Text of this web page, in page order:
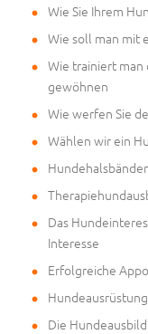
Wie Sie Ihrem
Wie soll man mit
Wie trainiert man
gewöhnen
Wie werfen Sie
Wählen wir ein
Das
Interesse
Erfolgreiche
Hundeausrüstung
Die